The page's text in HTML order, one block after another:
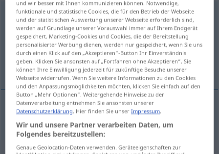
Ammenmärchenn <pl>
Übersicht aller Übersetzungen
(Für mehr Details die Übersetzung anklicken/antippen)
бабьи сказки
бабьи сказки Ammenmärchen
und wir besser mit Ihnen kommunizieren können. Notwendige,
funktionale und statistische Cookies, die für den Betrieb der Webseite
und der statistischen Auswertung unserer Webseite erforderlich sind,
werden auf Grundlage unserer Vorauswahl immer auf Ihrem Endgerät
gespeichert. Marketing-Cookies und Cookies, die der Bereitstellung
personalisierter Werbung dienen, werden nur gespeichert, wenn Sie uns
durch einen Klick auf den „Akzeptieren“-Button Ihr Einverständnis
geben. Klicken Sie ansonsten auf „Fortfahren ohne Akzeptieren“. Sie
können Ihre Einwilligung jederzeit für zukünftige Besuche unserer
Webseite widerrufen. Wenn Sie weitere Informationen zu den Cookies
und den Anpassungsmöglichkeiten möchten, klicken Sie einfach auf den
Button „Mehr Optionen“. Weitergehende Hinweise zu der
Datenverarbeitung entnehmen Sie ansonsten unserer
Datenschutzerklärung. Hier finden Sie unserImpressum.
Wir und unsere Partner verarbeiten Daten, um
Folgendes bereitzustellen:
Genaue Geolocation-Daten verwenden. Geräteeigenschaften zur